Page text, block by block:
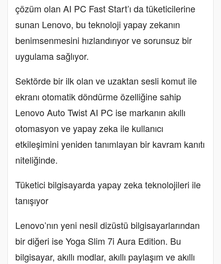
çözüm olan AI PC Fast Start’ı da tüketicilerine
sunan Lenovo, bu teknoloji yapay zekanın
benimsenmesini hızlandırıyor ve sorunsuz bir
uygulama sağlıyor.
Sektörde bir ilk olan ve uzaktan sesli komut ile
ekranı otomatik döndürme özelliğine sahip
Lenovo Auto Twist AI PC ise markanın akıllı
otomasyon ve yapay zeka ile kullanıcı
etkileşimini yeniden tanımlayan bir kavram kanıtı
niteliğinde.
Tüketici bilgisayarda yapay zeka teknolojileri ile
tanışıyor
Lenovo’nın yeni nesil dizüstü bilgisayarlarından
bir diğeri ise Yoga Slim 7i Aura Edition. Bu
bilgisayar, akıllı modlar, akıllı paylaşım ve akıllı